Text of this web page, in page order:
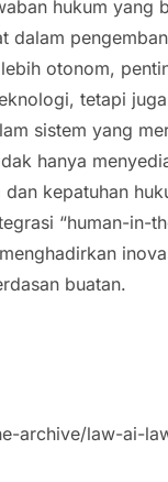
hukum yang
dalam
otonom,
tetapi
sistem yang
hanya
kepatuhan
“human-in-
buatan.
archive/law-ai-